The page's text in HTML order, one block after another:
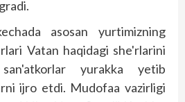
asosan yurtimizning
Vatan haqidagi she'rlarini
yurakka yetib
ijro etdi. Mudofaa vazirligi